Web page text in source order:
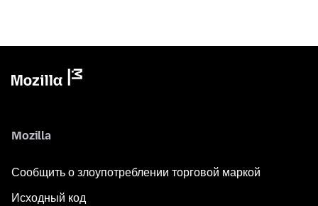
Mozilla
Сообщить о злоупотреблении торговой маркой
Исходный код